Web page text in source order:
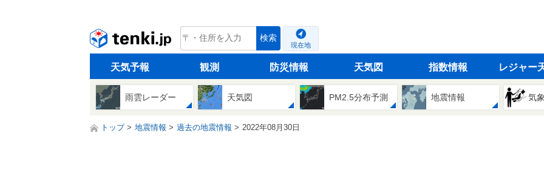
tenki.jp 検索
現在地
天気予報 観測 防災情報 天気図 指数情報 レジャー
雨雲レーダー 天気図 PM2.5分布予測 地震情報 気
トップ 地震情報 過去の地震情報 2022年08月30日